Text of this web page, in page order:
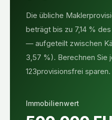
Die übliche
beträgt bis zu 7,14 %
— aufgeteilt zwischen
3,57 %). Berechnen Sie
123provisionsfrei sparen.
Immobilienwert